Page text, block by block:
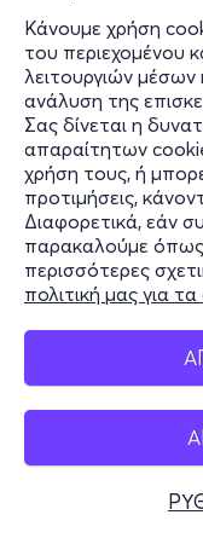
Κάνουμε χρήση
του περιεχομένου
λειτουργιών μέσων
ανάλυση της
Σας δίνεται η
απαραίτητων
χρήση τους, ή
προτιμήσεις,
Διαφορετικά, εάν
παρακαλούμε όπως
περισσότερες
πολιτική μας για